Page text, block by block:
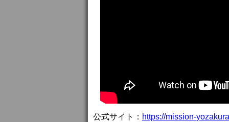
公式サイト： https://mission-